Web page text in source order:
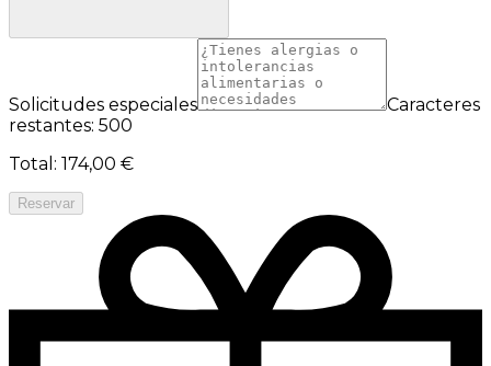
Solicitudes especiales
Caracteres
restantes: 500
Total : 174,00 €
Reservar